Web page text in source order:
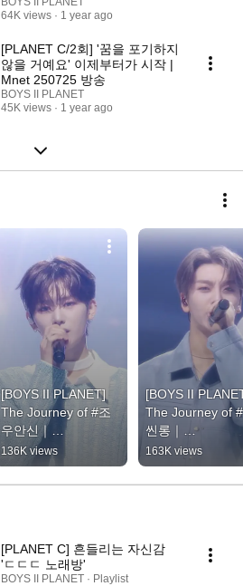
64K views
1 year ago
[PLANET C/2회] '꿈을 포기하지
않을 거예요' 이제부터가 시작 |
Mnet 250725 방송
BOYS II PLANET
45K views
1 year ago
[BOYS II PLANET]
The Journey of #조
우안신｜
#ALPHADRIVEONE
136K views
[BOYS II
The Journey of
씬롱｜
163K views
[PLANET C] 흔들리는 자신감
'ㄷㄷㄷ 노래방'
BOYS II PLANET · Playlist